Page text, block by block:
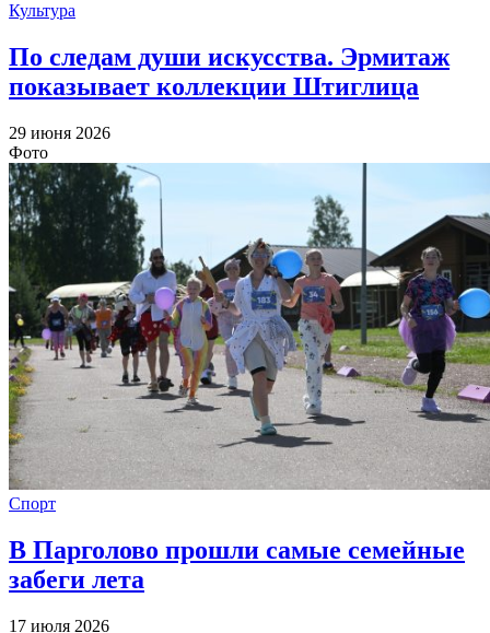
Культура
По следам души искусства. Эрмитаж
показывает коллекции Штиглица
29 июня 2026
Фото
Спорт
В Парголово прошли самые семейные
забеги лета
17 июля 2026